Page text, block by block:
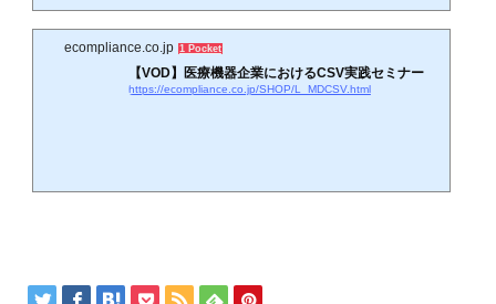
ecompliance.co.jp 1 Pocket
【VOD】医療機器企業におけるCSV実践セミナー
https://ecompliance.co.jp/SHOP/L_MDCSV.html